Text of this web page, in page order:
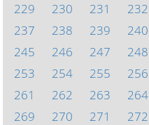
229
230 231 232
237
238 239 240
245
246 247 248
253
254 255 256
261
262 263 264
269
270 271 272